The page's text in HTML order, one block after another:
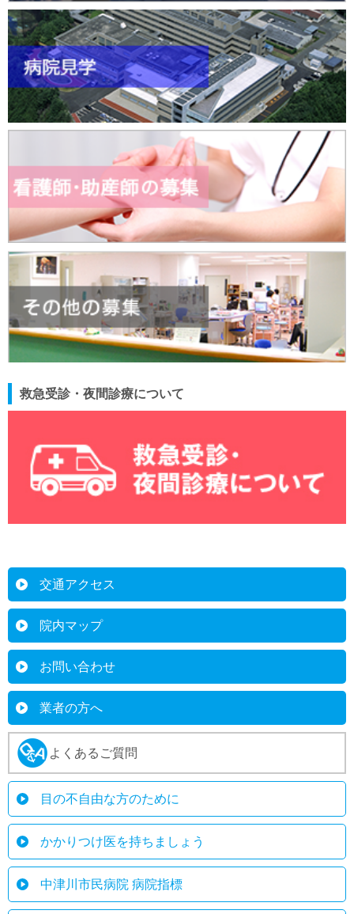
救急受診・夜間診療について
交通アクセス
院内マップ
お問い合わせ
業者の方へ
よくあるご質問
目の不自由な方のために
かかりつけ医を持ちましょう
中津川市民病院 病院指標